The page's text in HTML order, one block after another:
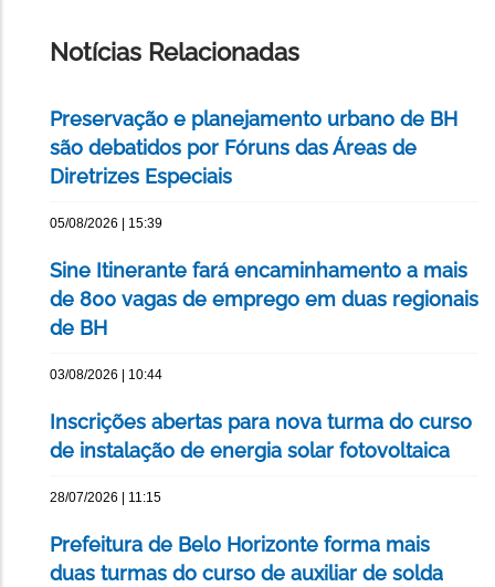
Notícias Relacionadas
Preservação e planejamento urbano de BH
são debatidos por Fóruns das Áreas de
Diretrizes Especiais
05/08/2026 | 15:39
Sine Itinerante fará encaminhamento a mais
de 800 vagas de emprego em duas regionais
de BH
03/08/2026 | 10:44
Inscrições abertas para nova turma do curso
de instalação de energia solar fotovoltaica
28/07/2026 | 11:15
Prefeitura de Belo Horizonte forma mais
duas turmas do curso de auxiliar de solda